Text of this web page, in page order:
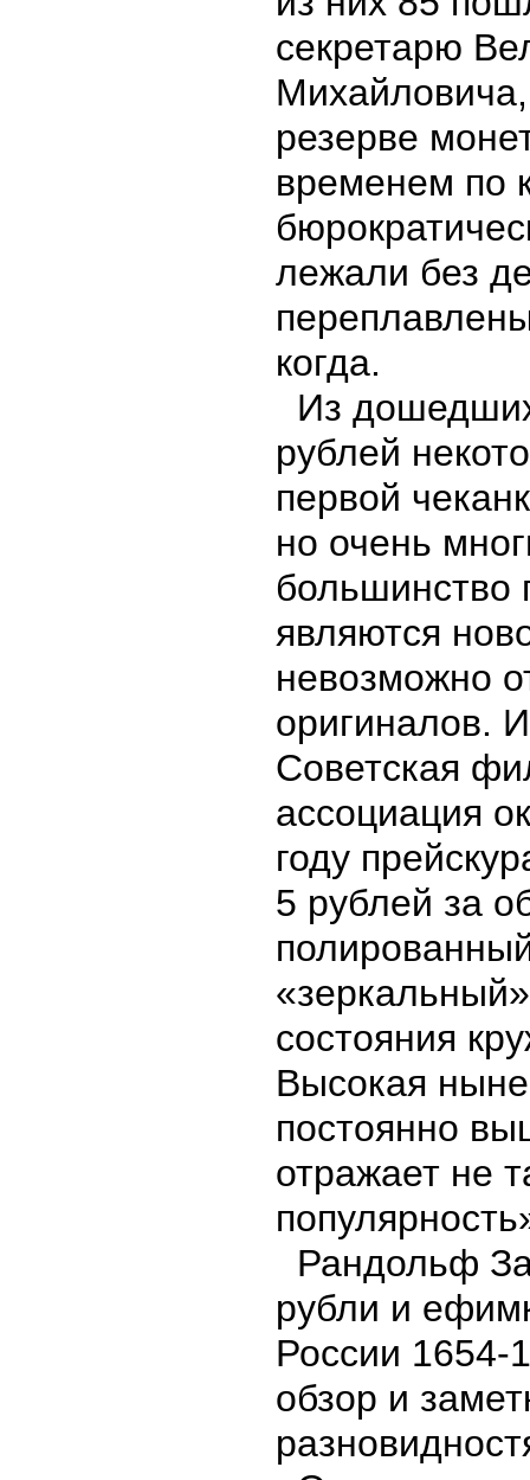
секретарю
резерве
временем по
лежали без
когда.
Из
рублей
первой
но очень
большинство
являются
невозможно
оригиналов.
Советская
ассоциация
году
5 рублей за
состояния
Высокая
постоянно
отражает не
Рандольф
рубли и
России 1654-
обзор и